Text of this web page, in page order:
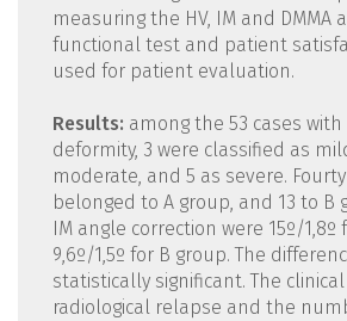
measuring the HV, IM and DMMA
functional test and patient
used for patient evaluation.
Results: among the 53 cases with
deformity, 3 were classified as
moderate, and 5 as severe.
belonged to A group, and 13 to B
IM angle correction were 15º/1,8º
9,6º/1,5º for B group. The
statistically significant. The
radiological relapse and the